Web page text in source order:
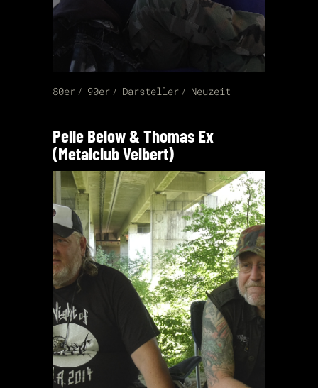
80er 90er Darsteller Neuzeit
Pelle Below & Thomas Ex
(Metalclub Velbert)